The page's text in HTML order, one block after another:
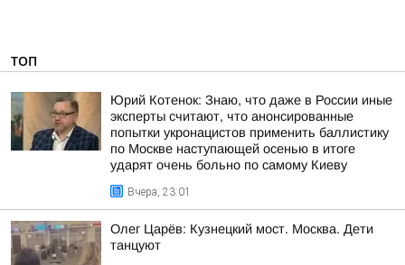
ТОП
Юрий Котенок: Знаю, что даже в России иные
эксперты считают, что анонсированные
попытки укронацистов применить баллистику
по Москве наступающей осенью в итоге
ударят очень больно по самому Киеву
Вчера, 23:01
Олег Царёв: Кузнецкий мост. Москва. Дети
танцуют